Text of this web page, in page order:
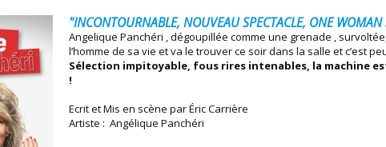
"INCONTOURNABLE, NOUVEAU SPECTACLE, ONE
Angelique Panchéri , dégoupillée comme une grenade ,
l’homme de sa vie et va le trouver ce soir dans la salle et c’est
Sélection impitoyable, fous rires intenables, la machine
!
Ecrit et Mis en scène par Éric Carrière
Artiste : Angélique Panchéri